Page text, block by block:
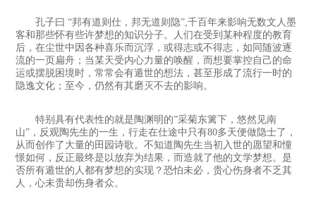
孔子曰 “邦有道则仕，邦无道则隐”,千百年来影响无数文人墨
客和那些怀有些许梦想的知识分子。人们在受到某种程度的教育
后，在尘世中因各种喜乐而沉浮，或得志或不得志，如同随波逐
流的一页扁舟；当某天受内心力量的唤醒，而想要掌控自己的命
运或摆脱困境时，常常会有遁世的想法，甚至形成了流行一时的
隐逸文化；至今，仍然有其磨灭不去的影响。
特别具有代表性的就是陶渊明的”采菊东篱下，悠然见南
山”，反观陶先生的一生，行走在仕途中只有80多天便做隐士了，
从而创作了大量的田园诗歌。不知道陶先生当初入世的愿望和憧
憬如何，反正最终是以放弃为结果，而造就了他的文学梦想。是
否所有遁世的人都有梦想的实现？恐怕未必，贵心伤身者不乏其
人，心未贵却伤身者众。